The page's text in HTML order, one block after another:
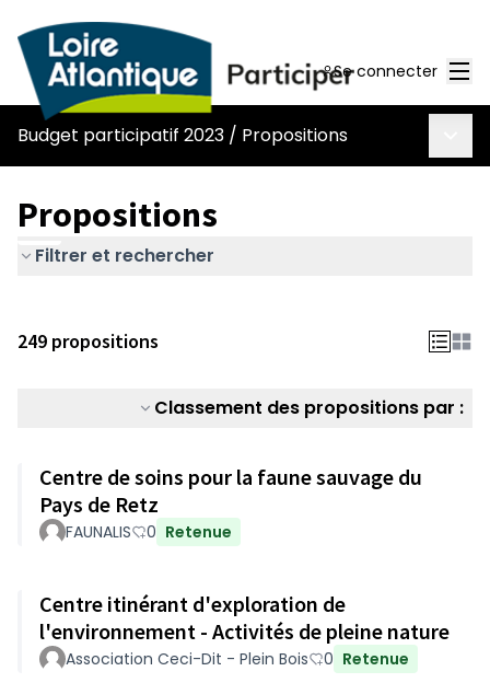
Se connecter
Budget participatif 2023 / Propositions
Propositions
Filtrer et rechercher
249 propositions
Classement des propositions par :
Centre de soins pour la faune sauvage du
Pays de Retz
FAUNALIS 0 Retenue
Centre itinérant d'exploration de
l'environnement - Activités de pleine nature
Association Ceci-Dit - Plein Bois 0 Retenue